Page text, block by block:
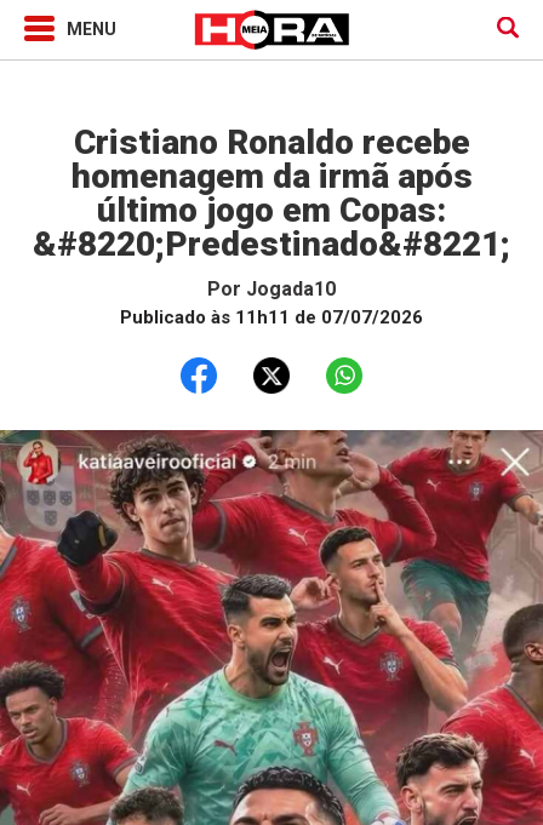
Cristiano Ronaldo recebe
homenagem da irmã após
último jogo em Copas:
&#8220;Predestinado&#8221;
Por Jogada10
Publicado às 11h11 de 07/07/2026